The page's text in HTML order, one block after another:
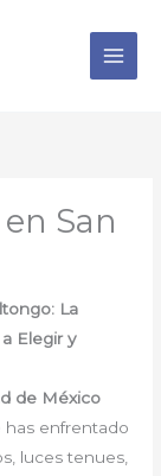
San
La
Elegir y
de México
enfrentado
luces tenues,